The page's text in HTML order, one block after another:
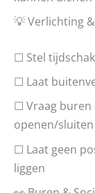
💡 Verlichting
☐ Stel
☐ Laat
☐ Vraag buren
openen/sluiten
☐ Laat geen
liggen